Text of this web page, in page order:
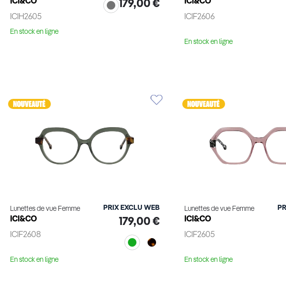
ICIH2605
179,00 €
En stock en ligne
ICIF2606
En stock en ligne
Lunettes de vue Femme
ICI&CO
ICIF2608
PRIX EXCLU WEB
179,00 €
En stock en ligne
Lunettes de vue Femme
ICI&CO
ICIF2605
En stock en ligne